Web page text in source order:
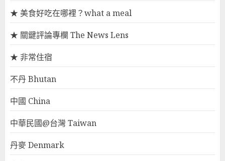
★ 美食好吃在哪裡？what a meal
★ 關鍵評論專欄 The News Lens
★ 非常住宿
不丹 Bhutan
中國 China
中華民國@台灣 Taiwan
丹麥 Denmark